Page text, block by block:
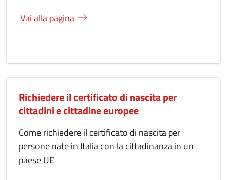
Vai alla pagina
Richiedere il certificato di nascita per
cittadini e cittadine europee
Come richiedere il certificato di nascita per
persone nate in Italia con la cittadinanza in un
paese UE